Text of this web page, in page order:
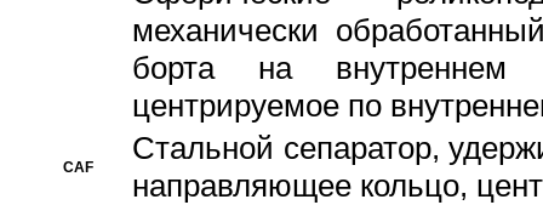
механически
борта на внутреннем
центрируемое по
CAF
Стальной сепаратор,
направляющее кольцо,